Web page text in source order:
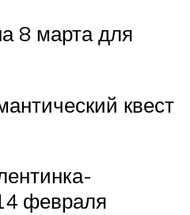
8 марта для
квест
февраля